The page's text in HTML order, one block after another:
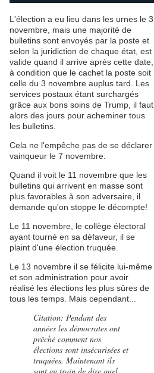
L'élection a eu lieu dans les urnes le 3
novembre, mais une majorité de
bulletins sont envoyés par la poste et
selon la juridiction de chaque état, est
valide quand il arrive après cette date,
à condition que le cachet la poste soit
celle du 3 novembre auplus tard. Les
services postaux étant surchargés
grâce aux bons soins de Trump, il faut
alors des jours pour acheminer tous
les bulletins.
Cela ne l'empêche pas de se déclarer
vainqueur le 7 novembre.
Quand il voit le 11 novembre que les
bulletins qui arrivent en masse sont
plus favorables à son adversaire, il
demande qu'on stoppe le décompte!
Le 11 novembre, le collège électoral
ayant tourné en sa défaveur, il se
plaint d'une élection truquée.
Le 13 novembre il se félicite lui-même
et son administration pour avoir
réalisé les élections les plus sûres de
tous les temps. Mais cependant...
Citation: Pendant des
années les démocrates ont
prêché comment nos
élections sont insécurisées et
truquées. Maintenant ils